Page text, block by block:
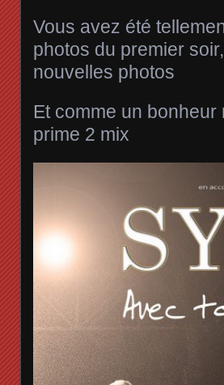
Vous avez été
photos du premier
nouvelles photos
Et comme un
prime 2 mix